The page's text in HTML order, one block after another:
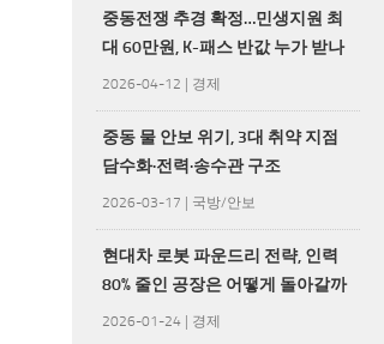
중동전쟁 추경 확정…민생지원 최
대 60만원, K-패스 반값 누가 받나
2026-04-12 | 경제
중동 물 안보 위기, 3대 취약 지점
담수화·전력·송수관 구조
2026-03-17 | 국방/안보
현대차 로봇 파운드리 전략, 인력
80% 줄인 공장은 어떻게 돌아갈까
2026-01-24 | 경제